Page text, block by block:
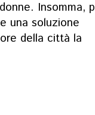
Insomma,
una soluzione
della città la